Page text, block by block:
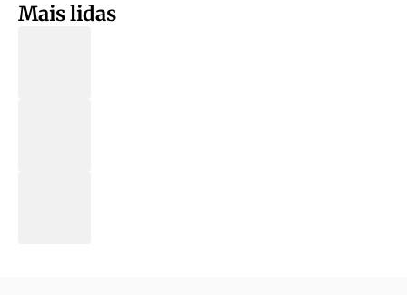
Mais lidas